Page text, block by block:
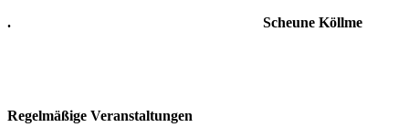
. Scheune Köllme
Regelmäßige Veranstaltungen